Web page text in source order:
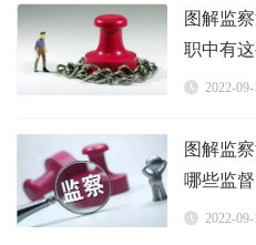
图解监
职中有
2022-
图解监
哪些监督
2022-09-